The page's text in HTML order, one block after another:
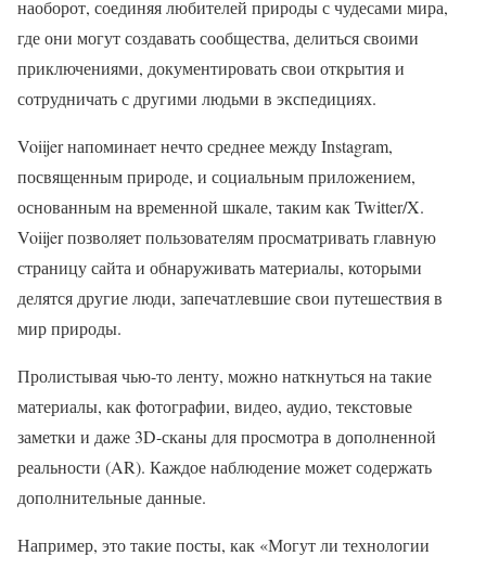
наоборот, соединяя любителей природы с чудесами мира,
где они могут создавать сообщества, делиться своими
приключениями, документировать свои открытия и
сотрудничать с другими людьми в экспедициях.
Voiijer напоминает нечто среднее между Instagram,
посвященным природе, и социальным приложением,
основанным на временной шкале, таким как Twitter/X.
Voiijer позволяет пользователям просматривать главную
страницу сайта и обнаруживать материалы, которыми
делятся другие люди, запечатлевшие свои путешествия в
мир природы.
Пролистывая чью-то ленту, можно наткнуться на такие
материалы, как фотографии, видео, аудио, текстовые
заметки и даже 3D-сканы для просмотра в дополненной
реальности (AR). Каждое наблюдение может содержать
дополнительные данные.
Например, это такие посты, как «Могут ли технологии